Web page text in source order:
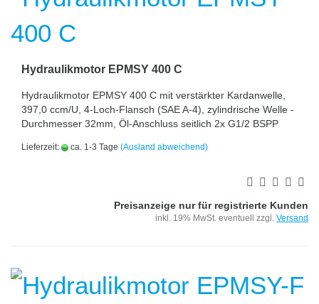
Hydraulikmotor EPMSY 400 C
Hydraulikmotor EPMSY 400 C mit verstärkter Kardanwelle,
397,0 ccm/U, 4-Loch-Flansch (SAE A-4), zylindrische Welle -
Durchmesser 32mm, Öl-Anschluss seitlich 2x G1/2 BSPP
Lieferzeit: ca. 1-3 Tage (Ausland abweichend)
Preisanzeige nur für registrierte Kunden
inkl. 19% MwSt. eventuell zzgl. Versand